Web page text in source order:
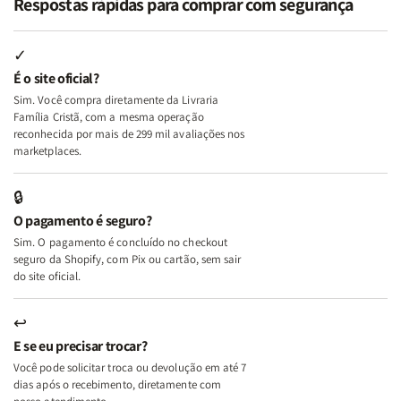
Minhas
Lutas
e
Deus
+
A
Mulher
Lar
Minhas
Lutas
+
A
Lar
Mulher
Segundo
Mulher
Segundo
✓
É o site oficial?
Sim. Você compra diretamente da Livraria
Família Cristã, com a mesma operação
reconhecida por mais de 299 mil avaliações nos
marketplaces.
🔒
O pagamento é seguro?
Sim. O pagamento é concluído no checkout
seguro da Shopify, com Pix ou cartão, sem sair
do site oficial.
↩
E se eu precisar trocar?
Você pode solicitar troca ou devolução em até 7
dias após o recebimento, diretamente com